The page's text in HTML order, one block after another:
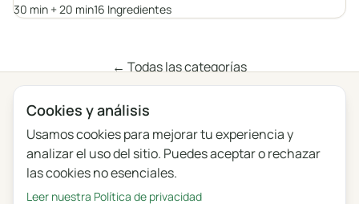
30 min + 20 min16 Ingredientes
← Todas las categorías
PrivacidadTérminosBlogComentarios
Registro de cambios Configuración de cookies
English
Polski Português
Cookies y análisis
Usamos cookies para mejorar tu experiencia y
analizar el uso del sitio. Puedes aceptar o rechazar
las cookies no esenciales.
Leer nuestra Política de privacidad